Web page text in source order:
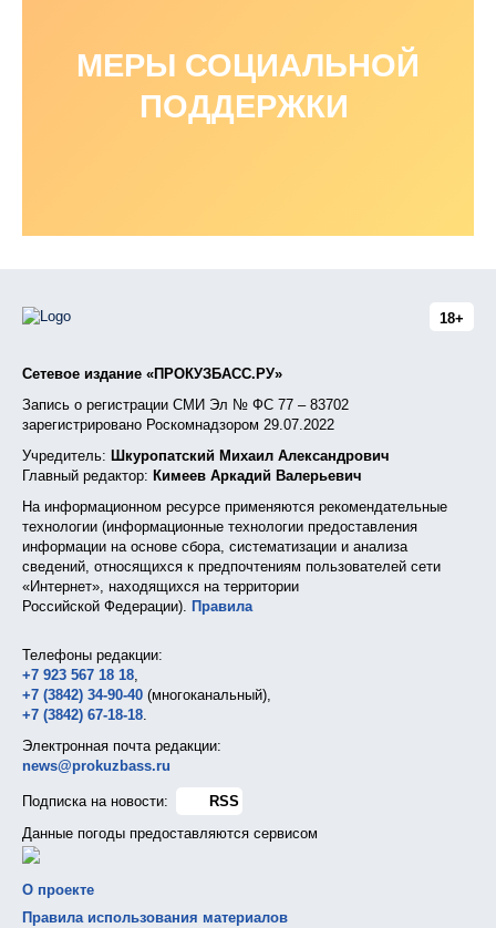
МЕРЫ СОЦИАЛЬНОЙ
ПОДДЕРЖКИ
18+
Сетевое издание «ПРОКУЗБАСС.РУ»
Запись о регистрации СМИ Эл № ФС 77 – 83702
зарегистрировано Роскомнадзором 29.07.2022
Учредитель: Шкуропатский Михаил Александрович
Главный редактор: Кимеев Аркадий Валерьевич
На информационном ресурсе применяются рекомендательные
технологии (информационные технологии предоставления
информации на основе сбора, систематизации и анализа
сведений, относящихся к предпочтениям пользователей сети
«Интернет», находящихся на территории
Российской Федерации). Правила
Телефоны редакции:
+7 923 567 18 18,
+7 (3842) 34-90-40 (многоканальный),
+7 (3842) 67-18-18.
Электронная почта редакции:
news@prokuzbass.ru
Подписка на новости:
RSS
Данные погоды предоставляются сервисом
О проекте
Правила использования материалов